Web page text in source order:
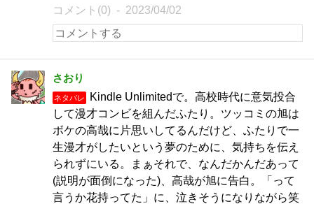
コメント(0) 2023/04/02
さおり
ネタバレ
Kindle Unlimitedで。高校時代に意気投合
して漫才コンビを組んだふたり。ツッコミの旭は
ボケの高哉に片思いしてるんだけど、ふたりで一
生漫才がしたいという夢のために、気持ちを伝え
られずにいる。まぁそれで、なんだかんだあって
(説明が面倒になった)、高哉が旭に告白。「って
言うか花持ってた」に、泣きそうになりながら笑